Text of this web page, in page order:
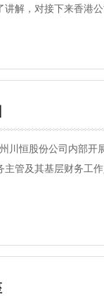
解，对接下来香港
川恒股份公司内部
管及其基层财务工